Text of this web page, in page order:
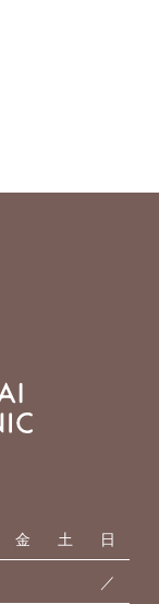
金 土 日
／